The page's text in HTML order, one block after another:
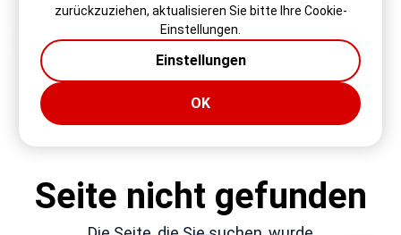
Seite nicht gefunden
zurückzuziehen, aktualisieren Sie bitte Ihre Cookie-
Einstellungen.
Einstellungen
OK